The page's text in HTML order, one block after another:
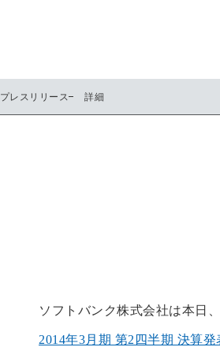
プレスリリース 詳細
ソフトバンク株式会社は本日
2014年3月期 第2四半期 決算発